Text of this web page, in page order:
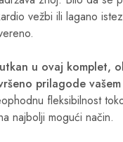
vežbi ili lagano
u ovaj komplet,
prilagode
fleksibilnost
najbolji mogući način.